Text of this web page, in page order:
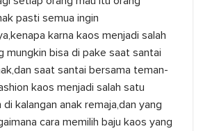
pasti semua ingin
karna kaos menjadi salah
mungkin bisa di pake saat santai
saat santai bersama teman-
kaos menjadi salah satu
kalangan anak remaja,dan yang
cara memilih baju kaos yang